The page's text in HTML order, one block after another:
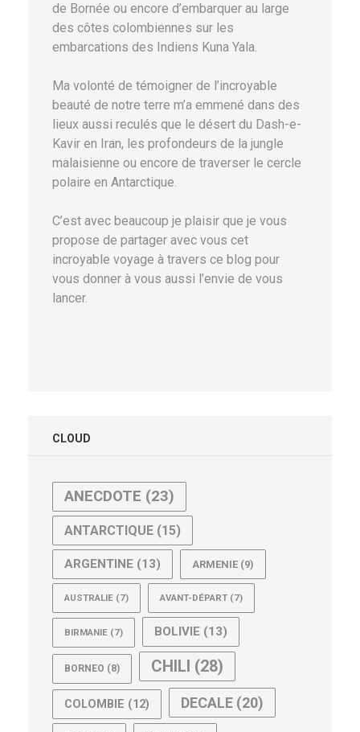
de Bornée ou encore d’embarquer au large
des côtes colombiennes sur les
embarcations des Indiens Kuna Yala.
Ma volonté de témoigner de l’incroyable
beauté de notre terre m’a emmené dans des
lieux aussi reculés que le désert du Dash-e-
Kavir en Iran, les profondeurs de la jungle
malaisienne ou encore de traverser le cercle
polaire en Antarctique.
C’est avec beaucoup je plaisir que je vous
propose de partager avec vous cet
incroyable voyage à travers ce blog pour
vous donner à vous aussi l’envie de vous
lancer.
CLOUD
ANECDOTE (23)
ANTARCTIQUE (15)
ARGENTINE (13) ARMENIE (9)
AUSTRALIE (7) AVANT-DÉPART (7)
BIRMANIE (7) BOLIVIE (13)
BORNEO (8) CHILI (28)
COLOMBIE (12) DECALE (20)